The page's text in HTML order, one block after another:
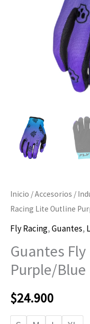
Inicio /Accesorios /
Racing Lite Outline
Fly Racing,Guantes,
Guantes
Purple/Blue
$24.900